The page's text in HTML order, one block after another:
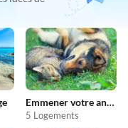
Emmener votre animal en vacances
5 Logements